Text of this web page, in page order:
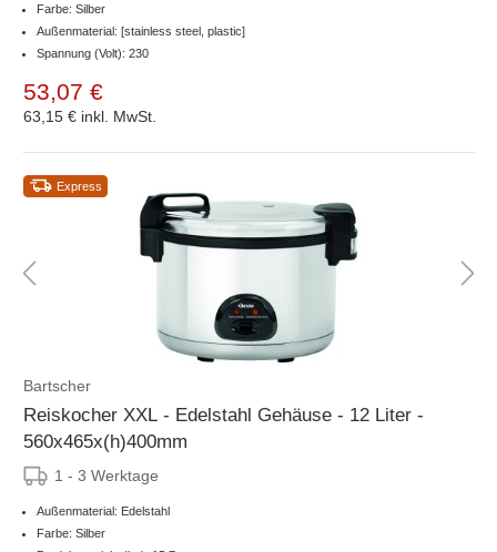
Farbe: Silber
Außenmaterial: [stainless steel, plastic]
Spannung (Volt): 230
53,07 €
63,15 € inkl. MwSt.
Express
Bartscher
Reiskocher XXL - Edelstahl Gehäuse - 12 Liter -
560x465x(h)400mm
1 - 3 Werktage
Außenmaterial: Edelstahl
Farbe: Silber